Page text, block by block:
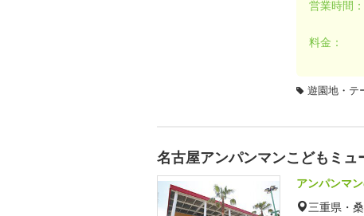
営業時間：
料金：
遊園地・テ
名古屋アンパンマンこどもミュ
アンパンマ
三重県・